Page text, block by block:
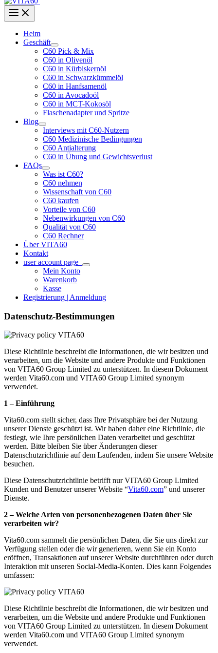
Heim
Geschäft
C60 Pick & Mix
C60 in Olivenöl
C60 in Kürbiskernöl
C60 in Schwarzkümmelöl
C60 in Hanfsamenöl
C60 in Avocadoöl
C60 in MCT-Kokosöl
Flaschenadapter und Spritze
Blog
Interviews mit C60-Nutzern
C60 Medizinische Bedingungen
C60 Antialterung
C60 in Übung und Gewichtsverlust
FAQs
Was ist C60?
C60 nehmen
Wissenschaft von C60
C60 kaufen
Vorteile von C60
Nebenwirkungen von C60
Qualität von C60
C60 Rechner
Über VITA60
Kontakt
user account page
Mein Konto
Warenkorb
Kasse
Registrierung | Anmeldung
Datenschutz-Bestimmungen
Diese Richtlinie beschreibt die Informationen, die wir besitzen und
verarbeiten, um die Website und andere Produkte und Funktionen
von VITA60 Group Limited zu unterstützen. In diesem Dokument
werden Vita60.com und VITA60 Group Limited synonym
verwendet.
1 – Einführung
Vita60.com stellt sicher, dass Ihre Privatsphäre bei der Nutzung
unserer Dienste geschützt ist. Wir haben daher eine Richtlinie, die
festlegt, wie Ihre persönlichen Daten verarbeitet und geschützt
werden. Bitte bleiben Sie über Änderungen dieser
Datenschutzrichtlinie auf dem Laufenden, indem Sie unsere Website
besuchen.
Diese Datenschutzrichtlinie betrifft nur VITA60 Group Limited
Kunden und Benutzer unserer Website “Vita60.com” und unserer
Dienste.
2 – Welche Arten von personenbezogenen Daten über Sie
verarbeiten wir?
Vita60.com sammelt die persönlichen Daten, die Sie uns direkt zur
Verfügung stellen oder die wir generieren, wenn Sie ein Konto
eröffnen, Transaktionen auf unserer Website durchführen oder durch
Interaktion mit unseren Social-Media-Konten. Dies kann Folgendes
umfassen:
Diese Richtlinie beschreibt die Informationen, die wir besitzen und
verarbeiten, um die Website und andere Produkte und Funktionen
von VITA60 Group Limited zu unterstützen. In diesem Dokument
werden Vita60.com und VITA60 Group Limited synonym
verwendet.